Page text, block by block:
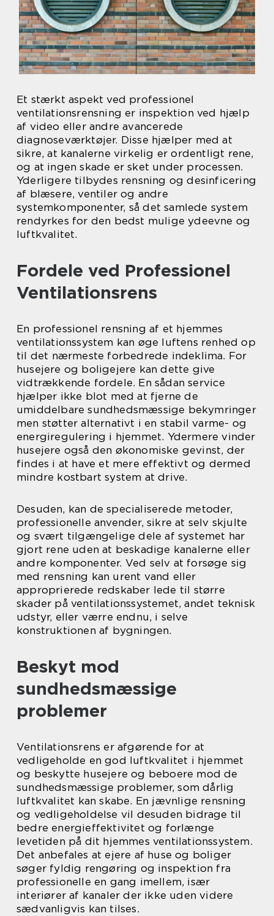
Et stærkt aspekt ved professionel
ventilationsrensning er inspektion ved hjælp
af video eller andre avancerede
diagnoseværktøjer. Disse hjælper med at
sikre, at kanalerne virkelig er ordentligt rene,
og at ingen skade er sket under processen.
Yderligere tilbydes rensning og desinficering
af blæsere, ventiler og andre
systemkomponenter, så det samlede system
rendyrkes for den bedst mulige ydeevne og
luftkvalitet.
Fordele ved Professionel
Ventilationsrens
En professionel rensning af et hjemmes
ventilationssystem kan øge luftens renhed op
til det nærmeste forbedrede indeklima. For
husejere og boligejere kan dette give
vidtrækkende fordele. En sådan service
hjælper ikke blot med at fjerne de
umiddelbare sundhedsmæssige bekymringer
men støtter alternativt i en stabil varme- og
energiregulering i hjemmet. Ydermere vinder
husejere også den økonomiske gevinst, der
findes i at have et mere effektivt og dermed
mindre kostbart system at drive.
Desuden, kan de specialiserede metoder,
professionelle anvender, sikre at selv skjulte
og svært tilgængelige dele af systemet har
gjort rene uden at beskadige kanalerne eller
andre komponenter. Ved selv at forsøge sig
med rensning kan urent vand eller
approprierede redskaber lede til større
skader på ventilationssystemet, andet teknisk
udstyr, eller værre endnu, i selve
konstruktionen af bygningen.
Beskyt mod
sundhedsmæssige
problemer
Ventilationsrens er afgørende for at
vedligeholde en god luftkvalitet i hjemmet
og beskytte husejere og beboere mod de
sundhedsmæssige problemer, som dårlig
luftkvalitet kan skabe. En jævnlige rensning
og vedligeholdelse vil desuden bidrage til
bedre energieffektivitet og forlænge
levetiden på dit hjemmes ventilationssystem.
Det anbefales at ejere af huse og boliger
søger fyldig rengøring og inspektion fra
professionelle en gang imellem, især
interiører af kanaler der ikke uden videre
sædvanligvis kan tilses.